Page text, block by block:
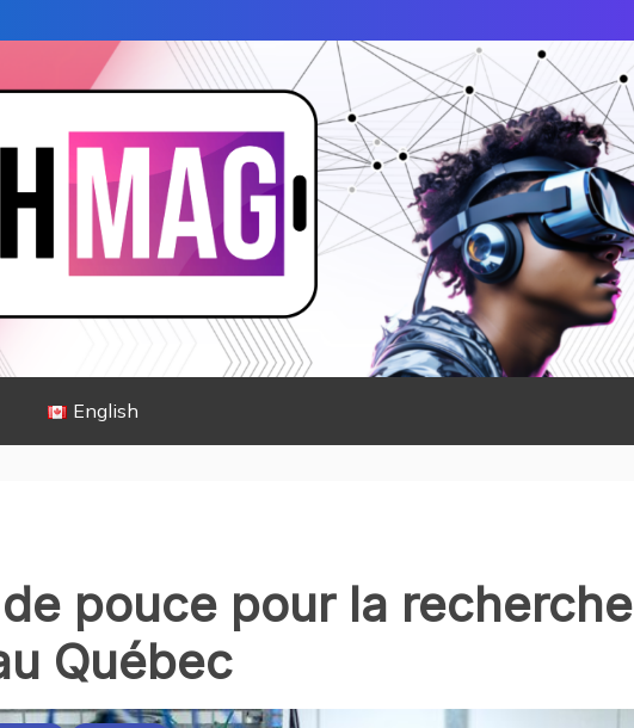
English
pouce pour la recherche
Québec